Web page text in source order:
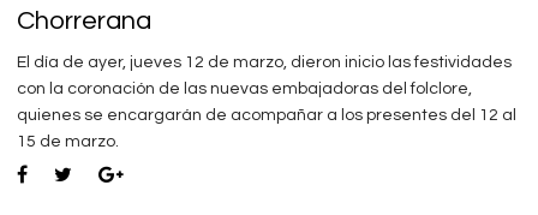
Chorrerana
El día de ayer, jueves 12 de marzo, dieron inicio las festividades
con la coronación de las nuevas embajadoras del folclore,
quienes se encargarán de acompañar a los presentes del 12 al
15 de marzo.